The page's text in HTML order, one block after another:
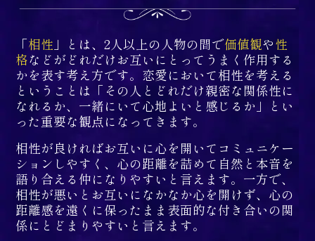
「相性 」とは、2人以上の人物の間で価値観や性
格などがどれだけお互いにとってうまく作用する
かを表す考え方です。恋愛において相性を考える
ということは「その人とどれだけ親密な関係性に
なれるか、一緒にいて心地よいと感じるか」とい
った重要な観点になってきます。
相性が良ければお互いに心を開いてコミュニケー
ションしやすく、心の距離を詰めて自然と本音を
語り合える仲になりやすいと言えます。一方で、
相性が悪いとお互いになかなか心を開けず、心の
距離感を遠くに保ったまま表面的な付き合いの関
係にとどまりやすいと言えます。